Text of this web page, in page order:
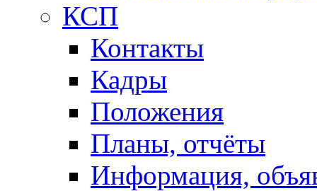
КСП
Контакты
Кадры
Положения
Планы, отчёты
Информация,